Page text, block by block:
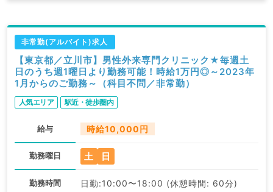
非常勤(アルバイト)求人
【東京都／立川市】男性外来専門クリニック★毎週土
日のうち週1曜日より勤務可能！時給1万円◎～2023年
1月からのご勤務～（科目不問／非常勤）
人気エリア 駅近・徒歩圏内
給与 時給10,000円
勤務曜日 土 日
勤務時間 日勤:10:00〜18:00 (休憩時間: 60分)